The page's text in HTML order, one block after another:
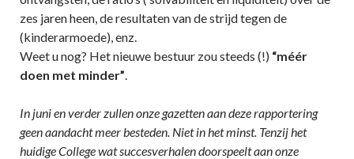
zes jaren heen, de resultaten van de strijd tegen de
(kinderarmoede), enz.
Weet u nog? Het nieuwe bestuur zou steeds (!) “méér
doen met minder”.
In juni en verder zullen onze gazetten aan deze rapportering
geen aandacht meer besteden. Niet in het minst. Tenzij het
huidige College wat succesverhalen doorspeelt aan onze